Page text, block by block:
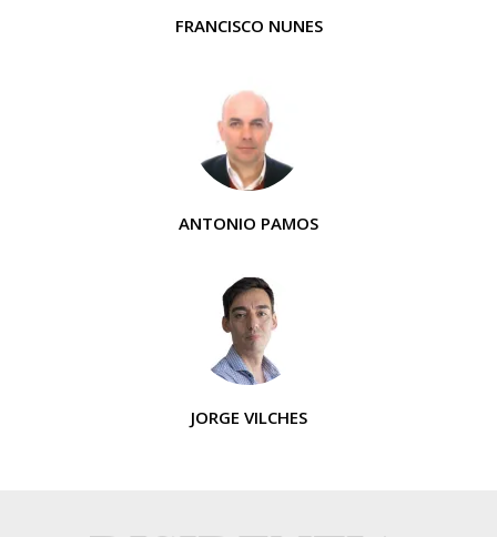
FRANCISCO NUNES
ANTONIO PAMOS
JORGE VILCHES